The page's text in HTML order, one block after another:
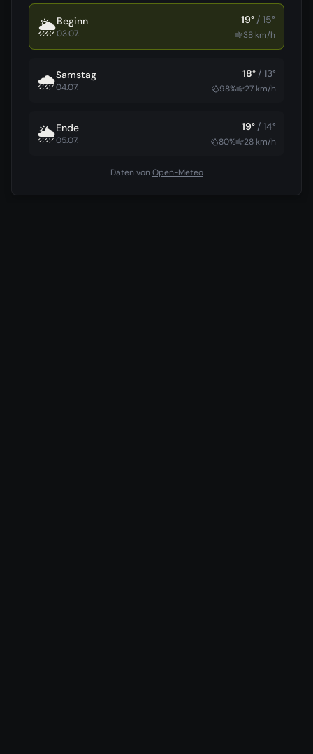
🌦️Beginn
03.07.
19° / 15°
38 km/h
🌧️Samstag
04.07.
18° / 13°
98% 27 km/h
🌦️Ende
05.07.
19° / 14°
80% 28 km/h
Daten von Open-Meteo